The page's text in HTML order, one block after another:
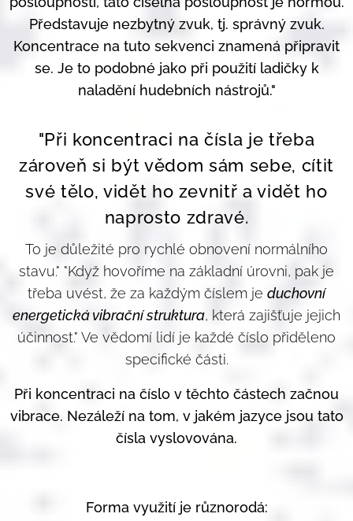
Představuje nezbytný zvuk, tj. správný zvuk.
Koncentrace na tuto sekvenci znamená připravit
se. Je to podobné jako při použití ladičky k
naladění hudebních nástrojů."
"Při koncentraci na čísla je třeba
zároveň si být vědom sám sebe, cítit
své tělo, vidět ho zevnitř a vidět ho
naprosto zdravé.
To je důležité pro rychlé obnovení normálního
stavu." "Když hovoříme na základní úrovni, pak je
třeba uvést, že za každým číslem je duchovní
energetická vibrační struktura, která zajišťuje jejich
účinnost." Ve vědomí lidí je každé číslo přiděleno
specifické části.
Při koncentraci na číslo v těchto částech začnou
vibrace. Nezáleží na tom, v jakém jazyce jsou tato
čísla vyslovována.
Forma využití je různorodá: